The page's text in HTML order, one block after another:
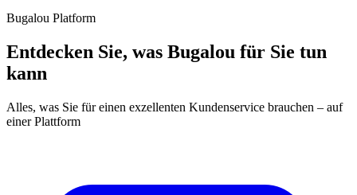
Bugalou Platform
Entdecken Sie, was Bugalou für Sie tun
kann
Alles, was Sie für einen exzellenten Kundenservice brauchen – auf
einer Plattform